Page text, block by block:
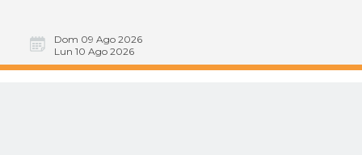
Dom 09 Ago 2026
Lun 10 Ago 2026